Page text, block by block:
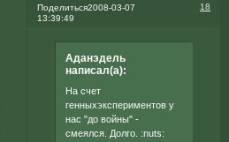
Поделиться 18
2008-03-07
13:39:49
Аданэдель
написал(а):
На счет
генныхэкспериментов у
нас "до войны" -
смеялся. Долго. :nuts: